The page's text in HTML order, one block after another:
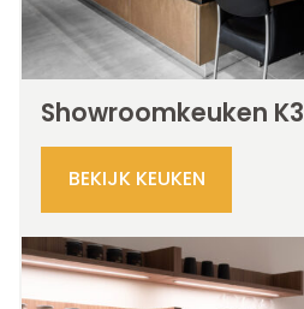
Showroomkeuken K3
BEKIJK KEUKEN